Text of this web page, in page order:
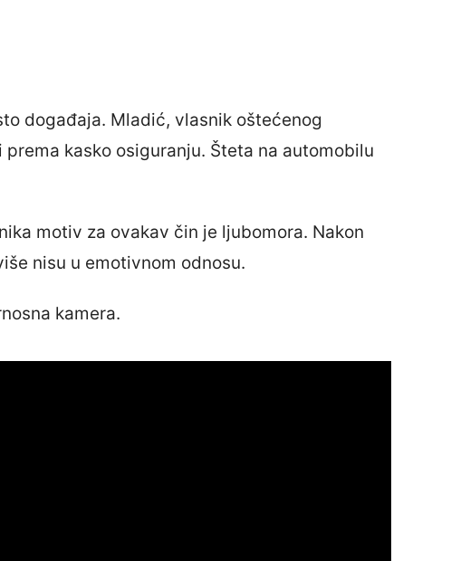
događaja. Mladić, vlasnik oštećenog
kasko osiguranju. Šteta na automobilu
motiv za ovakav čin je ljubomora. Nakon
nisu u emotivnom odnosu.
kamera.